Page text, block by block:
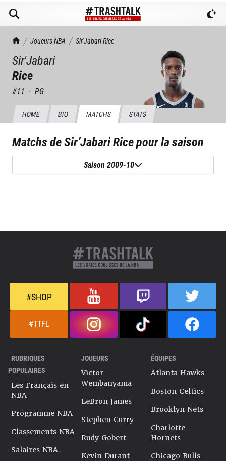
TrashTalk Actu NBA
Joueurs NBA Sir'JabariRice
Sir'Jabari
Rice
#11 · PG
HOME BIO MATCHS STATS
Matchs deSir’Jabari Ricepour la saison
Saison 2009-10
#SHOP
#TTFL
RUBRIQUES
POPULAIRES
Les Français en
NBA
Programme NBA
Classements NBA
Salaires NBA
JOUEURS
Victor
Wembanyama
LeBron James
Stephen Curry
Rudy Gobert
Kevin Durant
ÉQUIPES
Atlanta Hawks
Boston Celtics
Brooklyn Nets
Charlotte
Hornets
Chicago Bulls